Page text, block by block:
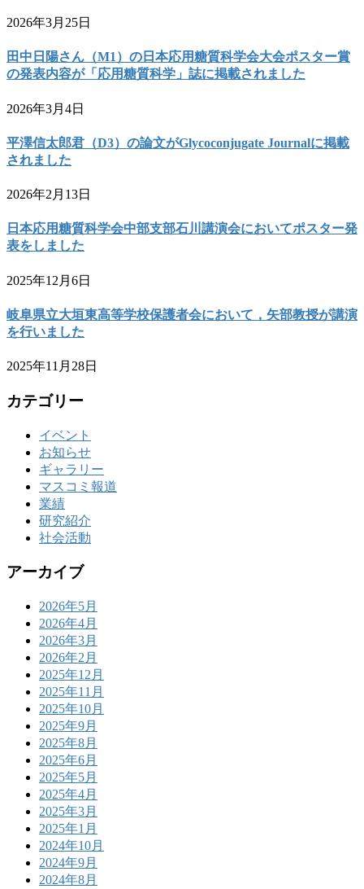
2026年3月25日
田中日陽さん（M1）の日本応用糖質科学会大会ポスター賞
の発表内容が「応用糖質科学」誌に掲載されました
2026年3月4日
平澤信太郎君（D3）の論文がGlycoconjugate Journalに掲載
されました
2026年2月13日
日本応用糖質科学会中部支部石川講演会においてポスター発
表をしました
2025年12月6日
岐阜県立大垣東高等学校保護者会において，矢部教授が講演
を行いました
2025年11月28日
カテゴリー
イベント
お知らせ
ギャラリー
マスコミ報道
業績
研究紹介
社会活動
アーカイブ
2026年5月
2026年4月
2026年3月
2026年2月
2025年12月
2025年11月
2025年10月
2025年9月
2025年8月
2025年6月
2025年5月
2025年4月
2025年3月
2025年1月
2024年10月
2024年9月
2024年8月